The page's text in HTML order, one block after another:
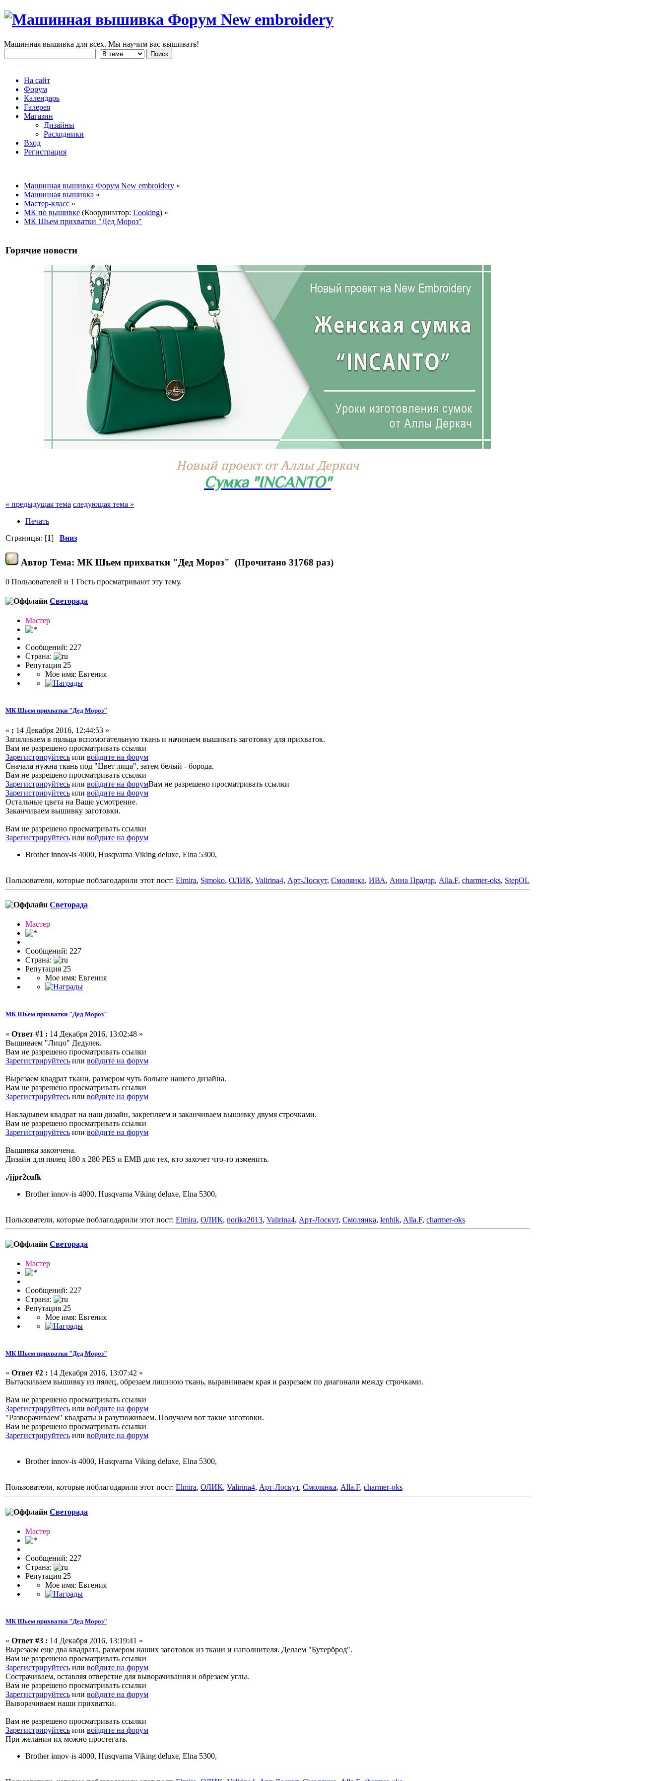
Машинная вышивка для всех. Мы научим вас вышивать!
На сайт
Форум
Календарь
Галерея
Магазин
Дизайны
Расходники
Вход
Регистрация
Машинная вышивка Форум New embroidery »
Машинная вышивка »
Мастер-класс »
МК по вышивке (Координатор: Looking) »
МК Шьем прихватки "Дед Мороз"
Горячие новости
Новый проект от Аллы Деркач
Сумка "INCANTO"
« предыдущая тема следующая тема »
Печать
Страницы: [1] Вниз
Автор Тема: МК Шьем прихватки "Дед Мороз" (Прочитано 31768 раз)
0 Пользователей и 1 Гость просматривают эту тему.
Светорада
Мастер
Сообщений: 227
Страна:
Репутация 25
Мое имя: Евгения
МК Шьем прихватки "Дед Мороз"
« : 14 Декабря 2016, 12:44:53 »
Запяливаем в пяльца вспомогательную ткань и начинаем вышивать заготовку для прихваток.
Вам не разрешено просматривать ссылки
Зарегистрируйтесь или войдите на форум
Сначала нужна ткань под "Цвет лица", затем белый - борода.
Вам не разрешено просматривать ссылки
Зарегистрируйтесь или войдите на форумВам не разрешено просматривать ссылки
Зарегистрируйтесь или войдите на форум
Остальные цвета на Ваше усмотрение.
Заканчиваем вышивку заготовки.
Вам не разрешено просматривать ссылки
Зарегистрируйтесь или войдите на форум
Brother innov-is 4000, Husqvarna Viking deluxe, Elna 5300,
Пользователи, которые поблагодарили этот пост: Elmira, Simoko, ОЛИК, Valirina4, Арт-Лоскут, Смолянка, ИВА, Анна Прадэр, Alla.F, charmer-oks, StepOL
Светорада
Мастер
Сообщений: 227
Страна:
Репутация 25
Мое имя: Евгения
МК Шьем прихватки "Дед Мороз"
« Ответ #1 : 14 Декабря 2016, 13:02:48 »
Вышиваем "Лицо" Дедулек.
Вам не разрешено просматривать ссылки
Зарегистрируйтесь или войдите на форум
Вырезаем квадрат ткани, размером чуть больше нашего дизайна.
Вам не разрешено просматривать ссылки
Зарегистрируйтесь или войдите на форум
Накладывем квадрат на наш дизайн, закрепляем и заканчиваем вышивку двумя строчками.
Вам не разрешено просматривать ссылки
Зарегистрируйтесь или войдите на форум
Вышивка закончена.
Дизайн для пялец 180 х 280 PES и EMB для тех, кто захочет что-то изменить.
./jjpr2cufk
Brother innov-is 4000, Husqvarna Viking deluxe, Elna 5300,
Пользователи, которые поблагодарили этот пост: Elmira, ОЛИК, norika2013, Valirina4, Арт-Лоскут, Смолянка, lenhik, Alla.F, charmer-oks
Светорада
Мастер
Сообщений: 227
Страна:
Репутация 25
Мое имя: Евгения
МК Шьем прихватки "Дед Мороз"
« Ответ #2 : 14 Декабря 2016, 13:07:42 »
Вытаскиваем вышивку из пялец, обрезаем лишнюю ткань, выравниваем края и разрезаем по диагонали между строчками.
Вам не разрешено просматривать ссылки
Зарегистрируйтесь или войдите на форум
"Разворачиваем" квадраты и разутюживаем. Получаем вот такие заготовки.
Вам не разрешено просматривать ссылки
Зарегистрируйтесь или войдите на форум
Brother innov-is 4000, Husqvarna Viking deluxe, Elna 5300,
Пользователи, которые поблагодарили этот пост: Elmira, ОЛИК, Valirina4, Арт-Лоскут, Смолянка, Alla.F, charmer-oks
Светорада
Мастер
Сообщений: 227
Страна:
Репутация 25
Мое имя: Евгения
МК Шьем прихватки "Дед Мороз"
« Ответ #3 : 14 Декабря 2016, 13:19:41 »
Вырезаем еще два квадрата, размером наших заготовок из ткани и наполнителя. Делаем "Бутерброд".
Вам не разрешено просматривать ссылки
Зарегистрируйтесь или войдите на форум
Сострачиваем, оставляя отверстие для выворачивания и обрезаем углы.
Вам не разрешено просматривать ссылки
Зарегистрируйтесь или войдите на форум
Выворачиваем наши прихватки.
Вам не разрешено просматривать ссылки
Зарегистрируйтесь или войдите на форум
При желании их можно простегать.
Brother innov-is 4000, Husqvarna Viking deluxe, Elna 5300,